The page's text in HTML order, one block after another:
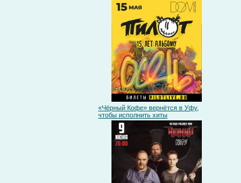
«Чёрный Кофе» вернётся в Уфу,
чтобы исполнить хиты